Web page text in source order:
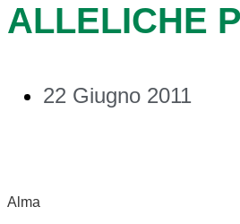
ALLELICHE
22 Giugno 2011
Alma